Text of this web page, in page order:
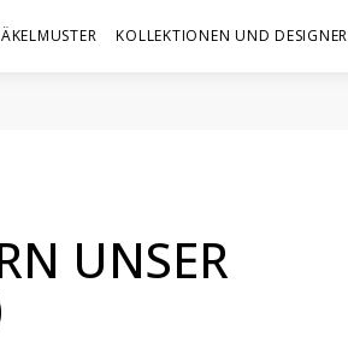
KOLLEKTIONEN UND DESIGNER
UNSER